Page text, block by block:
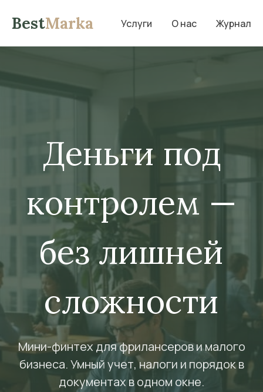
BestMarka Услуги О нас Журнал
Деньги под
контролем —
без лишней
сложности
Мини-финтех для фрилансеров и малого
бизнеса. Умный учет, налоги и порядок в
документах в одном окне.